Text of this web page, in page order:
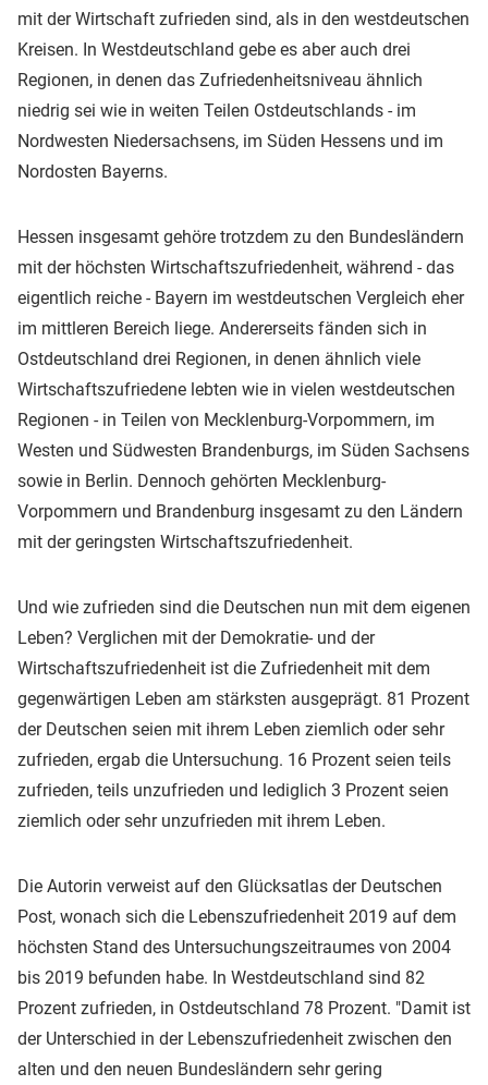
mit der Wirtschaft zufrieden sind, als in den westdeutschen
Kreisen. In Westdeutschland gebe es aber auch drei
Regionen, in denen das Zufriedenheitsniveau ähnlich
niedrig sei wie in weiten Teilen Ostdeutschlands - im
Nordwesten Niedersachsens, im Süden Hessens und im
Nordosten Bayerns.
Hessen insgesamt gehöre trotzdem zu den Bundesländern
mit der höchsten Wirtschaftszufriedenheit, während - das
eigentlich reiche - Bayern im westdeutschen Vergleich eher
im mittleren Bereich liege. Andererseits fänden sich in
Ostdeutschland drei Regionen, in denen ähnlich viele
Wirtschaftszufriedene lebten wie in vielen westdeutschen
Regionen - in Teilen von Mecklenburg-Vorpommern, im
Westen und Südwesten Brandenburgs, im Süden Sachsens
sowie in Berlin. Dennoch gehörten Mecklenburg-
Vorpommern und Brandenburg insgesamt zu den Ländern
mit der geringsten Wirtschaftszufriedenheit.
Und wie zufrieden sind die Deutschen nun mit dem eigenen
Leben? Verglichen mit der Demokratie- und der
Wirtschaftszufriedenheit ist die Zufriedenheit mit dem
gegenwärtigen Leben am stärksten ausgeprägt. 81 Prozent
der Deutschen seien mit ihrem Leben ziemlich oder sehr
zufrieden, ergab die Untersuchung. 16 Prozent seien teils
zufrieden, teils unzufrieden und lediglich 3 Prozent seien
ziemlich oder sehr unzufrieden mit ihrem Leben.
Die Autorin verweist auf den Glücksatlas der Deutschen
Post, wonach sich die Lebenszufriedenheit 2019 auf dem
höchsten Stand des Untersuchungszeitraumes von 2004
bis 2019 befunden habe. In Westdeutschland sind 82
Prozent zufrieden, in Ostdeutschland 78 Prozent. "Damit ist
der Unterschied in der Lebenszufriedenheit zwischen den
alten und den neuen Bundesländern sehr gering